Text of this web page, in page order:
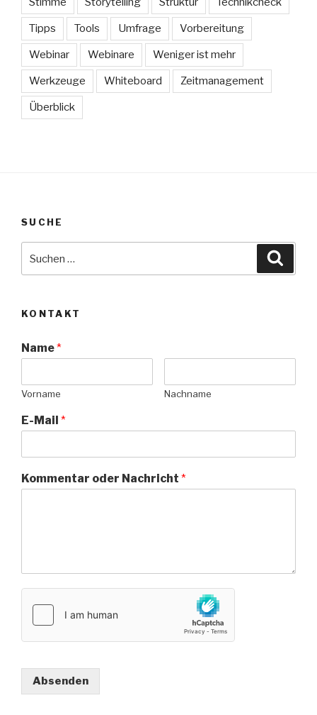
Tipps Tools Umfrage Vorbereitung
Webinar Webinare Weniger ist mehr
Werkzeuge Whiteboard Zeitmanagement
Überblick
SUCHE
nach:
KONTAKT
Name*
Vorname Nachname
E-Mail *
Kommentar oder Nachricht *
Absenden